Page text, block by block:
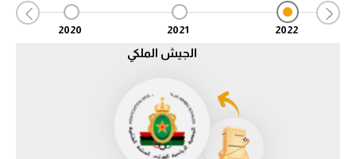
الدوري التركي
دوري أبطال أوروبا
دوري أبطال إفريقيا
2022
2021
2020
الجيش الملكي